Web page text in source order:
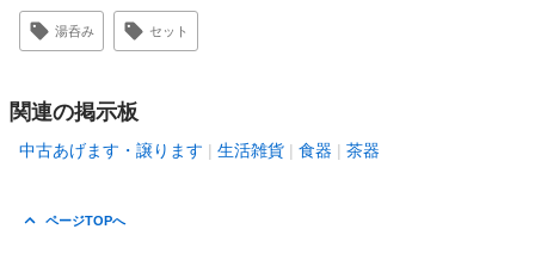
湯呑み セット
関連の掲示板
中古あげます・譲ります 生活雑貨 食器 茶器
ページTOPへ